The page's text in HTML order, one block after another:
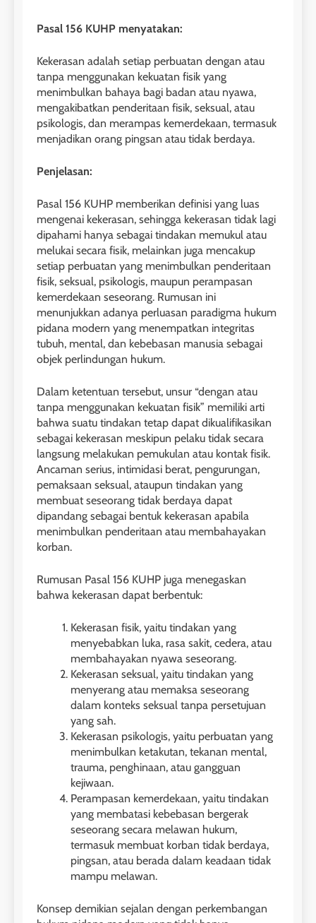
Pasal 156 KUHP menyatakan:
Kekerasan adalah setiap perbuatan dengan atau
tanpa menggunakan kekuatan fisik yang
menimbulkan bahaya bagi badan atau nyawa,
mengakibatkan penderitaan fisik, seksual, atau
psikologis, dan merampas kemerdekaan, termasuk
menjadikan orang pingsan atau tidak berdaya.
Penjelasan:
Pasal 156 KUHP memberikan definisi yang luas
mengenai kekerasan, sehingga kekerasan tidak lagi
dipahami hanya sebagai tindakan memukul atau
melukai secara fisik, melainkan juga mencakup
setiap perbuatan yang menimbulkan penderitaan
fisik, seksual, psikologis, maupun perampasan
kemerdekaan seseorang. Rumusan ini
menunjukkan adanya perluasan paradigma hukum
pidana modern yang menempatkan integritas
tubuh, mental, dan kebebasan manusia sebagai
objek perlindungan hukum.
Dalam ketentuan tersebut, unsur “dengan atau
tanpa menggunakan kekuatan fisik” memiliki arti
bahwa suatu tindakan tetap dapat dikualifikasikan
sebagai kekerasan meskipun pelaku tidak secara
langsung melakukan pemukulan atau kontak fisik.
Ancaman serius, intimidasi berat, pengurungan,
pemaksaan seksual, ataupun tindakan yang
membuat seseorang tidak berdaya dapat
dipandang sebagai bentuk kekerasan apabila
menimbulkan penderitaan atau membahayakan
korban.
Rumusan Pasal 156 KUHP juga menegaskan
bahwa kekerasan dapat berbentuk:
Kekerasan fisik, yaitu tindakan yang
menyebabkan luka, rasa sakit, cedera, atau
membahayakan nyawa seseorang.
Kekerasan seksual, yaitu tindakan yang
menyerang atau memaksa seseorang
dalam konteks seksual tanpa persetujuan
yang sah.
Kekerasan psikologis, yaitu perbuatan yang
menimbulkan ketakutan, tekanan mental,
trauma, penghinaan, atau gangguan
kejiwaan.
Perampasan kemerdekaan, yaitu tindakan
yang membatasi kebebasan bergerak
seseorang secara melawan hukum,
termasuk membuat korban tidak berdaya,
pingsan, atau berada dalam keadaan tidak
mampu melawan.
Konsep demikian sejalan dengan perkembangan